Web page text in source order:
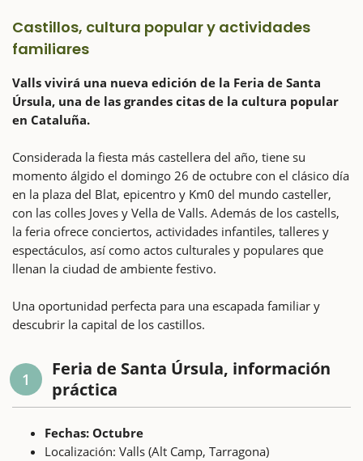
Castillos, cultura popular y actividades
familiares
Valls vivirá una nueva edición de la Feria de Santa
Úrsula, una de las grandes citas de la cultura popular
en Cataluña.
Considerada la fiesta más castellera del año, tiene su
momento álgido el domingo 26 de octubre con el clásico día
en la plaza del Blat, epicentro y Km0 del mundo casteller,
con las colles Joves y Vella de Valls. Además de los castells,
la feria ofrece conciertos, actividades infantiles, talleres y
espectáculos, así como actos culturales y populares que
llenan la ciudad de ambiente festivo.
Una oportunidad perfecta para una escapada familiar y
descubrir la capital de los castillos.
1
Feria de Santa Úrsula, información
práctica
Fechas: Octubre
Localización: Valls (Alt Camp, Tarragona)